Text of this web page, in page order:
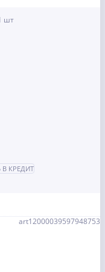
шт
КРЕДИТ
art12000039597948753